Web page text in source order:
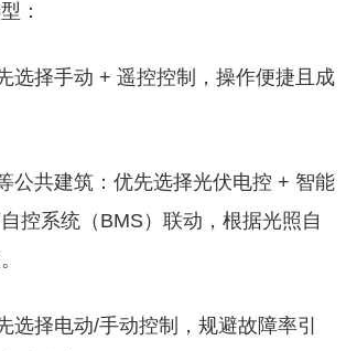
：
选择手动 + 遥控控制，操作便捷且成
公共建筑：优先选择光伏电控 + 智能
控系统（BMS）联动，根据光照自
选择电动/手动控制，规避故障率引